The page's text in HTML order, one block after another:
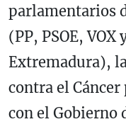
parlamentarios
(PP, PSOE, VOX
Extremadura),
contra el
con el Gobierno